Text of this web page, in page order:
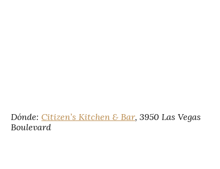
Dónde: Citizen’s Kitchen & Bar, 3950 Las Vegas
Boulevard